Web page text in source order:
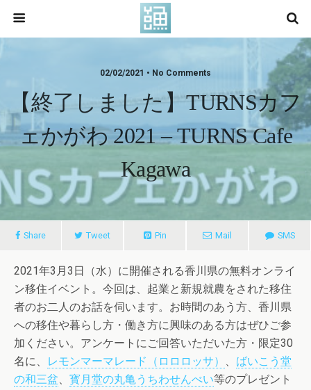
02/02/2021 • No Comments
【終了しました】TURNSカフ
ェかがわ 2021 – TURNS Cafe
Kagawa
Share Tweet Pin Mail SMS
2021年3月3日（水）に開催される香川県の無料オンライ
ン移住イベント。今回は、起業と新規就農をされた移住
者のお二人のお話を伺います。お時間のあう方、香川県
への移住や暮らし方・働き方に興味のある方はぜひご参
加ください。アンケートにご回答いただいた方・限定30
名に、
レモンマーマレード（ロロロッサ） 、 ばいこう堂
の和三盆、 寳月堂の丸亀うちわせんべい等のプレゼント